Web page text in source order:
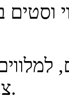
וסטים
צבעוני, אותנטי וחוויתי.